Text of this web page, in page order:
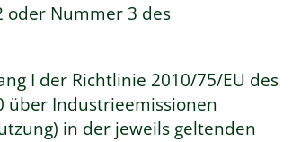
oder Nummer 3 des
I der Richtlinie 2010/75/EU des
über Industrieemissionen
in der jeweils geltenden